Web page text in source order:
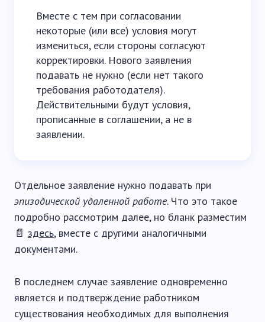
Вместе с тем при согласовании
некоторые (или все) условия могут
измениться, если стороны согласуют
корректировки. Нового заявления
подавать не нужно (если нет такого
требования работодателя).
Действительными будут условия,
прописанные в соглашении, а не в
заявлении.
Отдельное заявление нужно подавать при
эпизодической удаленной работе. Что это такое
подробно рассмотрим далее, но бланк разместим
📄 здесь, вместе с другими аналогичными
документами.
В последнем случае заявление одновременно
является и подтверждение работником
существования необходимых для выполнения